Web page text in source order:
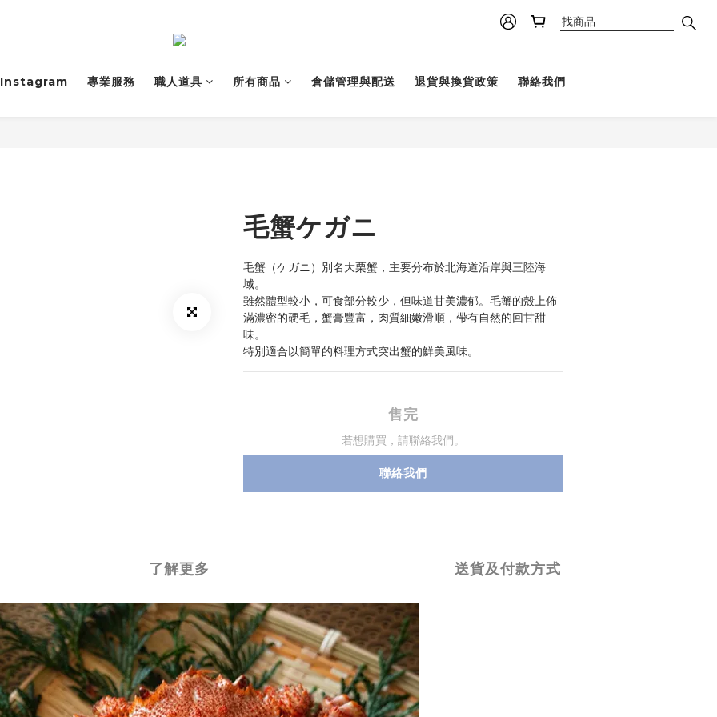
Instagram 專業服務 職人道具 所有商品 倉儲管理與配送 退貨與換貨政策 聯絡我們
毛蟹ケガニ
毛蟹（ケガニ）別名大栗蟹，主要分布於北海道沿岸與三陸海
域。
雖然體型較小，可食部分較少，但味道甘美濃郁。毛蟹的殼上佈
滿濃密的硬毛，蟹膏豐富，肉質細嫩滑順，帶有自然的回甘甜
味。
特別適合以簡單的料理方式突出蟹的鮮美風味。
售完
若想購買，請聯絡我們。
聯絡我們
了解更多 送貨及付款方式